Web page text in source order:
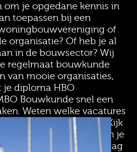
om je opgedane kennis in
toepassen bij een
of
organisatie? Of heb je al
in de bouwsector? Wij
regelmaat bouwkunde
van mooie organisaties,
diploma HBO
Bouwkunde snel een
Weten welke vacatures
open hebben staan? Kijk
en wie weet kun je
Joinuz! Wij horen graag